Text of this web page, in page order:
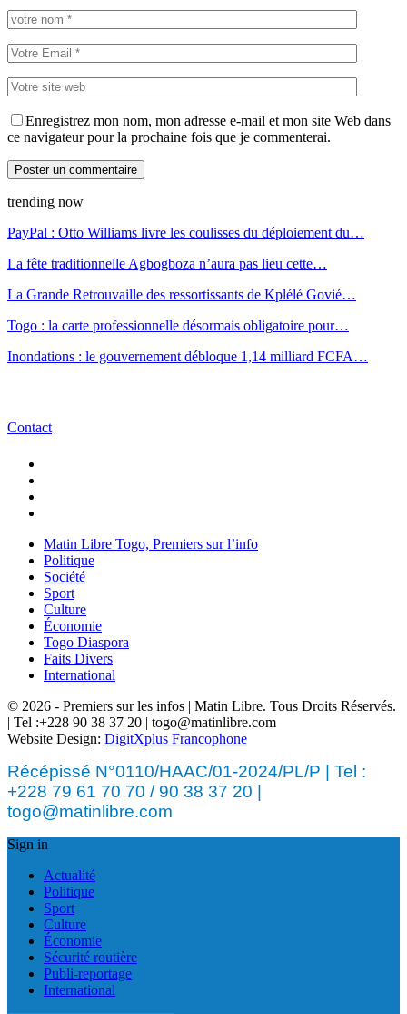
Enregistrez mon nom, mon adresse e-mail et mon site Web dans
ce navigateur pour la prochaine fois que je commenterai.
trending now
PayPal : Otto Williams livre les coulisses du déploiement du…
La fête traditionnelle Agbogboza n’aura pas lieu cette…
La Grande Retrouvaille des ressortissants de Kplélé Govié…
Togo : la carte professionnelle désormais obligatoire pour…
Inondations : le gouvernement débloque 1,14 milliard FCFA…
Contact
Matin Libre Togo, Premiers sur l’info
Politique
Société
Sport
Culture
Économie
Togo Diaspora
Faits Divers
International
© 2026 - Premiers sur les infos | Matin Libre. Tous Droits Réservés.
| Tel :+228 90 38 37 20 | togo@matinlibre.com
Website Design: DigitXplus Francophone
Récépissé N°0110/HAAC/01-2024/PL/P | Tel :
+228 79 61 70 70 / 90 38 37 20 |
togo@matinlibre.com
Sign in
Actualité
Politique
Sport
Culture
Économie
Sécurité routière
Publi-reportage
International